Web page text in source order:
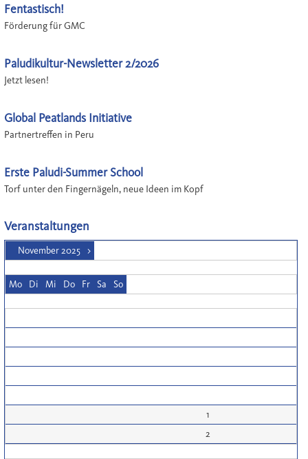
Fentastisch!
Förderung für GMC
Paludikultur-Newsletter 2/2026
Jetzt lesen!
Global Peatlands Initiative
Partnertreffen in Peru
Erste Paludi-Summer School
Torf unter den Fingernägeln, neue Ideen im Kopf
Veranstaltungen
November 2025 >
Mo Di Mi Do Fr Sa So
1
2